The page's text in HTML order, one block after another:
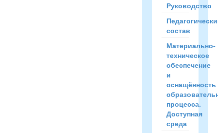
Руководство
состав
Материально-
техническое
обеспечение
и
оснащённость
процесса.
Доступная
среда